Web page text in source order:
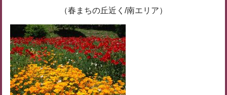
（春まちの丘近く/南エリア）